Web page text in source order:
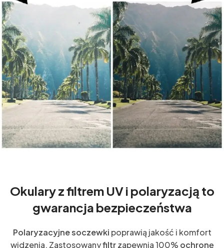
Okulary z filtrem UV i polaryzacją to
gwarancja bezpieczeństwa
Polaryzacyjne soczewki poprawią jakość i komfort
widzenia. Zastosowanyfiltrzapewnia 100% ochronę